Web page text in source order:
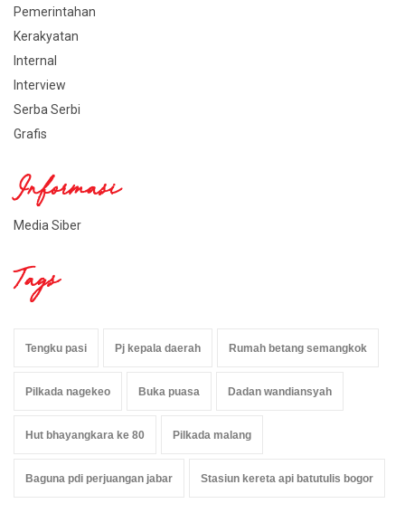
Pemerintahan
Kerakyatan
Internal
Interview
Serba Serbi
Grafis
Informasi
Media Siber
Tags
Tengku pasi Pj kepala daerah Rumah betang semangkok
Pilkada nagekeo Buka puasa Dadan wandiansyah
Hut bhayangkara ke 80 Pilkada malang
Baguna pdi perjuangan jabar Stasiun kereta api batutulis bogor